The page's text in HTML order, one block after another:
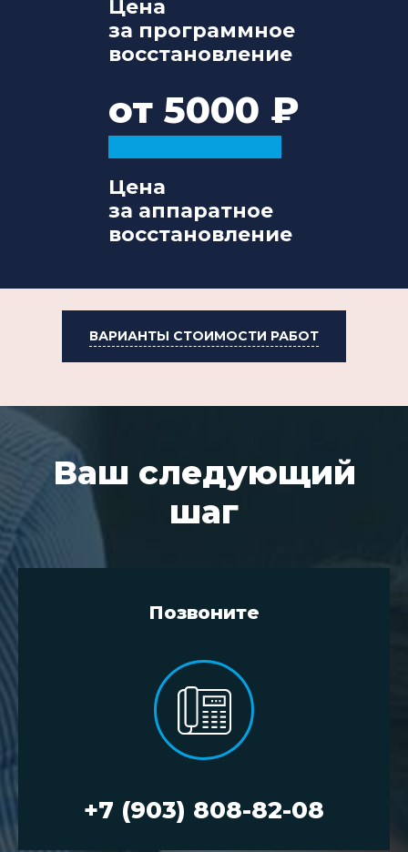
Цена
за программное
восстановление
от 5000
Цена
за аппаратное
восстановление
ВАРИАНТЫ СТОИМОСТИ РАБОТ
Ваш следующий
шаг
Позвоните
+7 (903) 808-82-08